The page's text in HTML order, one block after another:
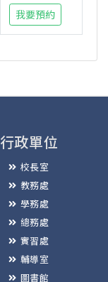
我要預約
行政單位
校長室
教務處
學務處
總務處
實習處
輔導室
圖書館